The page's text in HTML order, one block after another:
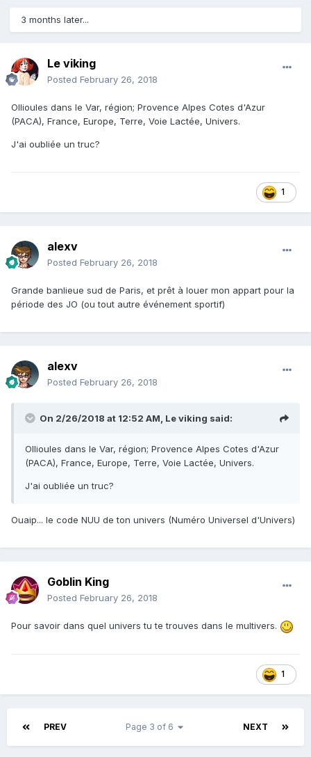
3 months later...
Le viking
Posted February 26, 2018
Ollioules dans le Var, région; Provence Alpes Cotes d'Azur
(PACA), France, Europe, Terre, Voie Lactée, Univers.
J'ai oubliée un truc?
1
alexv
Posted February 26, 2018
Grande banlieue sud de Paris, et prêt à louer mon appart pour la
période des JO (ou tout autre événement sportif)
alexv
Posted February 26, 2018
On 2/26/2018 at 12:52 AM, Le viking said:
Ollioules dans le Var, région; Provence Alpes Cotes d'Azur
(PACA), France, Europe, Terre, Voie Lactée, Univers.
J'ai oubliée un truc?
Ouaip... le code NUU de ton univers (Numéro Universel d'Univers)
Goblin King
Posted February 26, 2018
Pour savoir dans quel univers tu te trouves dans le multivers.
1
PREV NEXT
Page 3 of 6